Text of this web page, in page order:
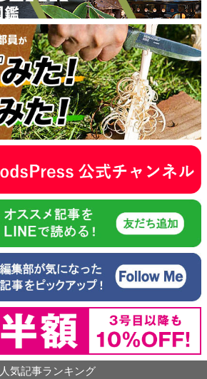
人気記事ランキング